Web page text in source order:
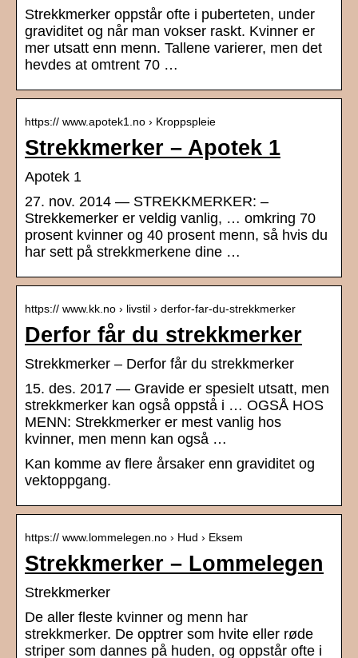
Strekkmerker oppstår ofte i puberteten, under
graviditet og når man vokser raskt. Kvinner er
mer utsatt enn menn. Tallene varierer, men det
hevdes at omtrent 70 …
https:// www.apotek1.no › Kroppspleie
Strekkmerker – Apotek 1
Apotek 1
27. nov. 2014 — STREKKMERKER: –
Strekkemerker er veldig vanlig, … omkring 70
prosent kvinner og 40 prosent menn, så hvis du
har sett på strekkmerkene dine …
https:// www.kk.no › livstil › derfor-far-du-strekkmerker
Derfor får du strekkmerker
Strekkmerker – Derfor får du strekkmerker
15. des. 2017 — Gravide er spesielt utsatt, men
strekkmerker kan også oppstå i … OGSÅ HOS
MENN: Strekkmerker er mest vanlig hos
kvinner, men menn kan også …
Kan komme av flere årsaker enn graviditet og
vektoppgang.
https:// www.lommelegen.no › Hud › Eksem
Strekkmerker – Lommelegen
Strekkmerker
De aller fleste kvinner og menn har
strekkmerker. De opptrer som hvite eller røde
striper som dannes på huden, og oppstår ofte i